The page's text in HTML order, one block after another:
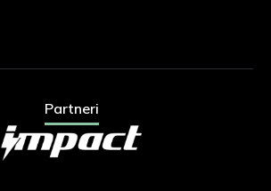
Partneri